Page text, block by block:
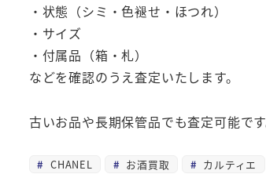
・状態（シミ・色褪せ・ほつれ）
・サイズ
・付属品（箱・札）
などを確認のうえ査定いたします。
古いお品や長期保管品でも査定可能で
CHANEL お酒買取 カルティエ